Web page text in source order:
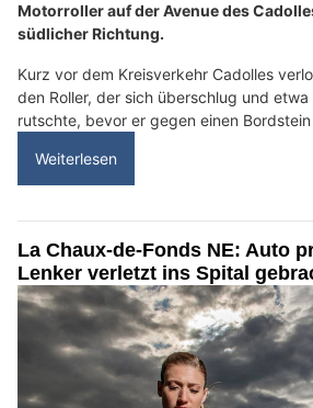
Motorroller auf der Avenue des
südlicher Richtung.
Kurz vor dem Kreisverkehr Cadolles
den Roller, der sich überschlug und
rutschte, bevor er gegen einen
Weiterlesen
La Chaux-de-Fonds NE: Auto
Lenker verletzt ins Spital